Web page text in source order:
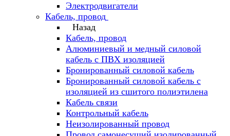
Электродвигатели
Кабель, провод
Назад
Кабель, провод
Алюминиевый и медный силовой
кабель с ПВХ изоляцией
Бронированный силовой кабель
Бронированный силовой кабель с
изоляцией из сшитого полиэтилена
Кабель связи
Контрольный кабель
Неизолированный провод